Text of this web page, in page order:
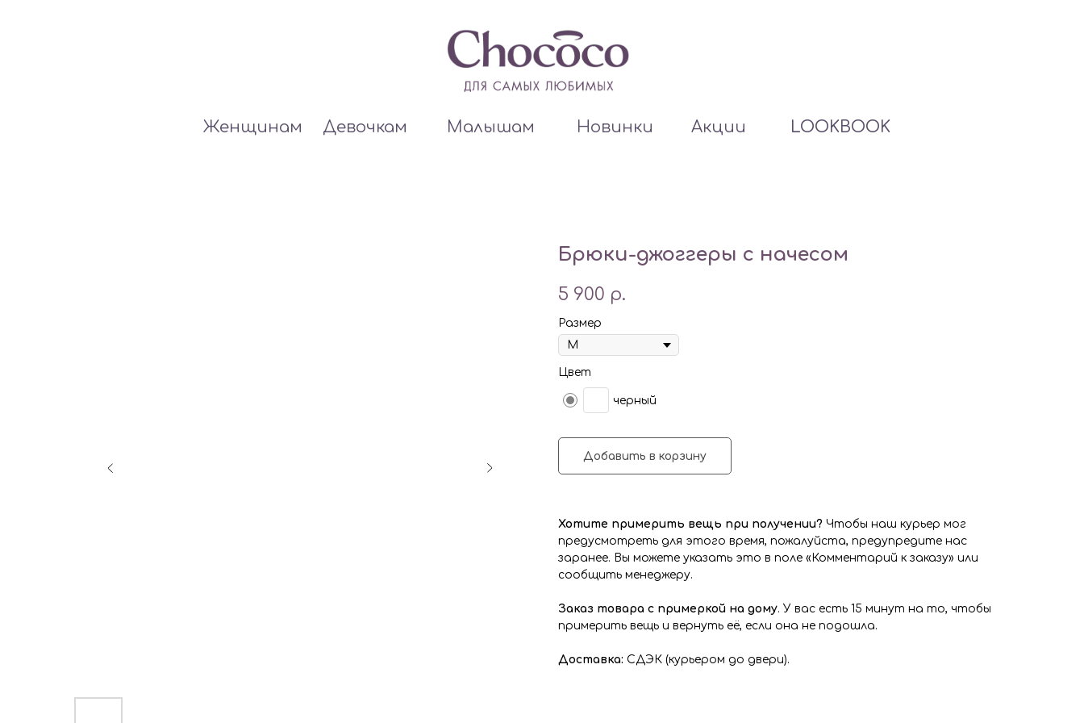
Девочкам Малышам Новинки Акции LOOKBOOK
Женщинам
Брюки-джоггеры с начесом
5 900 р.
Размер
Цвет
черный
Добавить в корзину
Хотите примерить вещь при получении? Чтобы наш курьер мог
предусмотреть для этого время, пожалуйста, предупредите нас
заранее. Вы можете указать это в поле «Комментарий к заказу» или
сообщить менеджеру.
Заказ товара с примеркой на дому. У вас есть 15 минут на то, чтобы
примерить вещь и вернуть её, если она не подошла.
Доставка: СДЭК (курьером до двери).